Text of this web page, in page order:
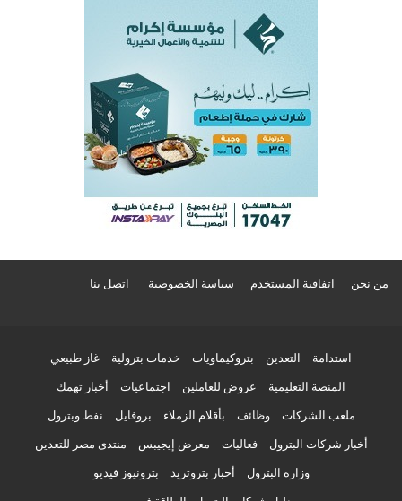
من نحن اتفاقية المستخدم سياسة الخصوصية اتصل بنا
استدامة التعدين بتروكيماويات خدمات بترولية غاز طبيعي
المنصة التعليمية عروض للعاملين اجتماعيات أخبار تهمك
ملعب الشركات وظائف بأقلام الزملاء بروفايل نفط وبترول
أخبار شركات البترول فعاليات معرض إيجيبس منتدى مصر للتعدين
وزارة البترول أخبار بتروتريد بترونيوز فيديو